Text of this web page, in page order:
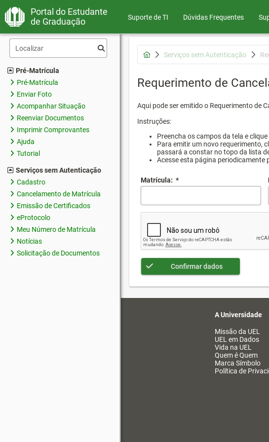
Portal do Estudante
de Graduação
Suporte de TI Dúvidas Frequentes
Pré-Matrícula
Pré-Matrícula
Enviar Foto
Acompanhar Situação
Reenviar Documentos
Imprimir Comprovantes
Ajuda
Tutorial
Serviços sem Autenticação
Cadastro
Cancelamento de Matrícula
Emissão de Certificados
eProtocolo
Meu Número de Matrícula
Notícias
Solicitação de Documentos
Serviços sem Autenticação
Requerimento de
Aqui pode ser emitido o Requerimento de
Instruções:
Preencha os campos da tela e
Para emitir um novo requerimento,
passará a constar no topo da lista
Acesse esta página
Matrícula: *
Confirmar dados
A Universidade
Missão da UEL
UEL em Dados
Vida na UEL
Quem é Quem
Marca Símbolo
Política de